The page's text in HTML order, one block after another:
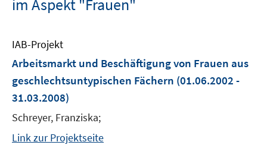
im Aspekt "Frauen"
IAB-Projekt
Arbeitsmarkt und Beschäftigung von Frauen aus
geschlechtsuntypischen Fächern (01.06.2002 -
31.03.2008)
Schreyer, Franziska;
Link zur Projektseite